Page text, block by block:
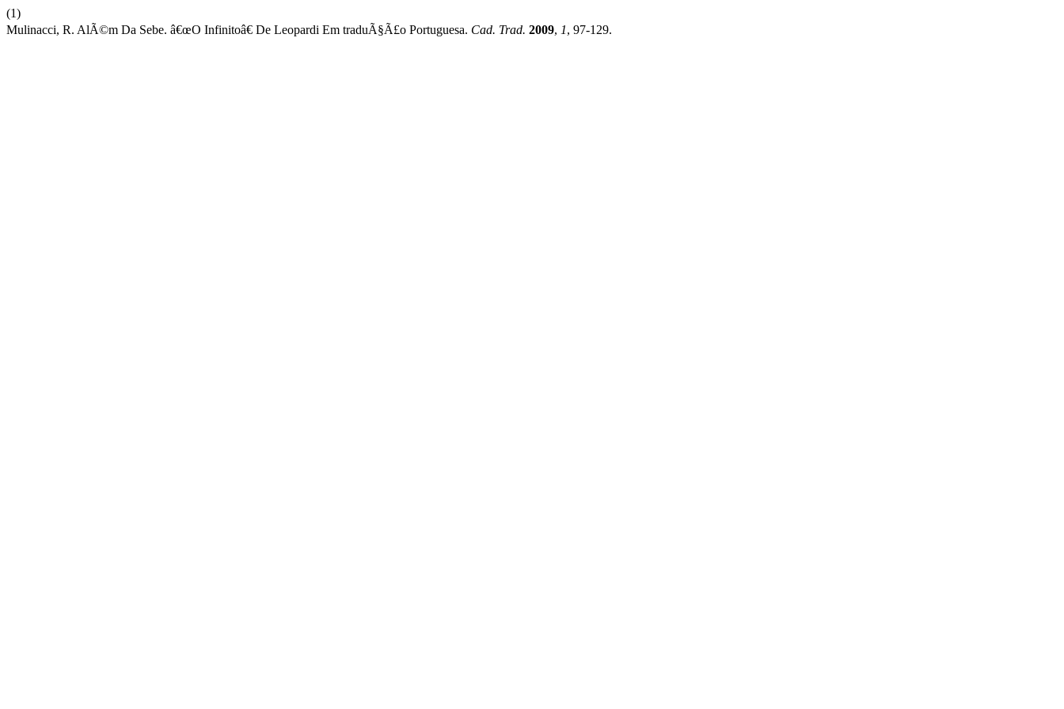
(1)
Mulinacci, R. AlÃ©m Da Sebe. â€œO Infinitoâ€ De Leopardi Em traduÃ§Ã£o Portuguesa. Cad. Trad. 2009, 1, 97-129.